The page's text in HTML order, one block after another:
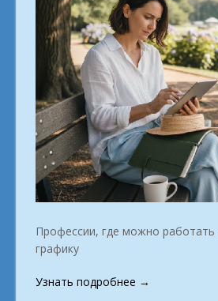
Профессии, где можно
графику
Узнать подробнее «Участникам
→